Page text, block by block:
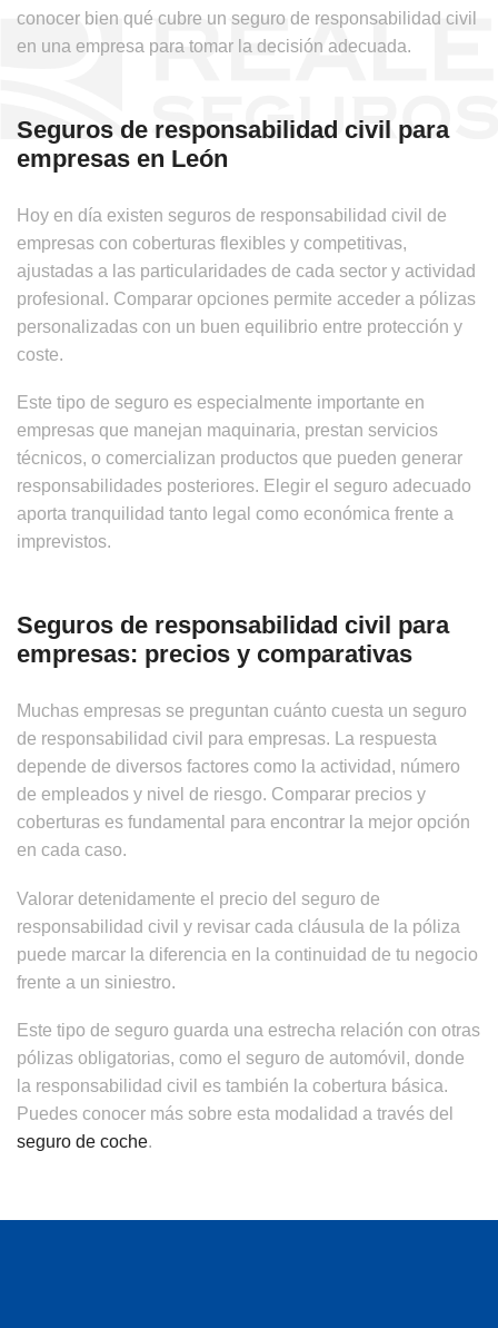
conocer bien qué cubre un seguro de responsabilidad civil
en una empresa para tomar la decisión adecuada.
Seguros de responsabilidad civil para
empresas en León
Hoy en día existen seguros de responsabilidad civil de
empresas con coberturas flexibles y competitivas,
ajustadas a las particularidades de cada sector y actividad
profesional. Comparar opciones permite acceder a pólizas
personalizadas con un buen equilibrio entre protección y
coste.
Este tipo de seguro es especialmente importante en
empresas que manejan maquinaria, prestan servicios
técnicos, o comercializan productos que pueden generar
responsabilidades posteriores. Elegir el seguro adecuado
aporta tranquilidad tanto legal como económica frente a
imprevistos.
Seguros de responsabilidad civil para
empresas: precios y comparativas
Muchas empresas se preguntan cuánto cuesta un seguro
de responsabilidad civil para empresas. La respuesta
depende de diversos factores como la actividad, número
de empleados y nivel de riesgo. Comparar precios y
coberturas es fundamental para encontrar la mejor opción
en cada caso.
Valorar detenidamente el precio del seguro de
responsabilidad civil y revisar cada cláusula de la póliza
puede marcar la diferencia en la continuidad de tu negocio
frente a un siniestro.
Este tipo de seguro guarda una estrecha relación con otras
pólizas obligatorias, como el seguro de automóvil, donde
la responsabilidad civil es también la cobertura básica.
Puedes conocer más sobre esta modalidad a través del
seguro de coche.